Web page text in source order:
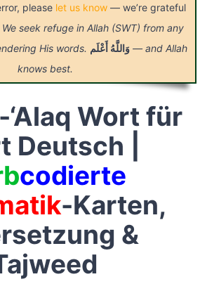
please let us know— we’re grateful
We seek refuge in Allah (SWT) from any
His words.
وَاللَّهُ أَعْلَم
— and Allah
knows best.
Wort für
Deutsch |
codierte
-Karten,
&